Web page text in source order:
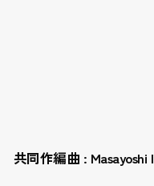
共同作編曲 : Masayoshi